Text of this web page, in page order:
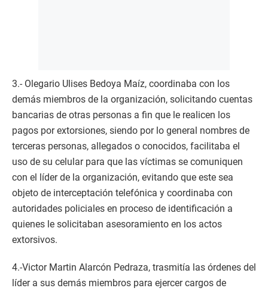
3.- Olegario Ulises Bedoya Maíz, coordinaba con los
demás miembros de la organización, solicitando cuentas
bancarias de otras personas a fin que le realicen los
pagos por extorsiones, siendo por lo general nombres de
terceras personas, allegados o conocidos, facilitaba el
uso de su celular para que las víctimas se comuniquen
con el líder de la organización, evitando que este sea
objeto de interceptación telefónica y coordinaba con
autoridades policiales en proceso de identificación a
quienes le solicitaban asesoramiento en los actos
extorsivos.
4.-Victor Martin Alarcón Pedraza, trasmitía las órdenes del
líder a sus demás miembros para ejercer cargos de